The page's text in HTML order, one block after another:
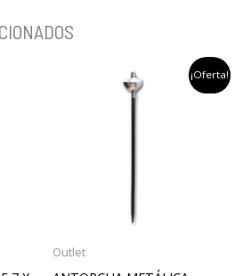
¡Oferta!
Outlet
precio
original
precio
actual